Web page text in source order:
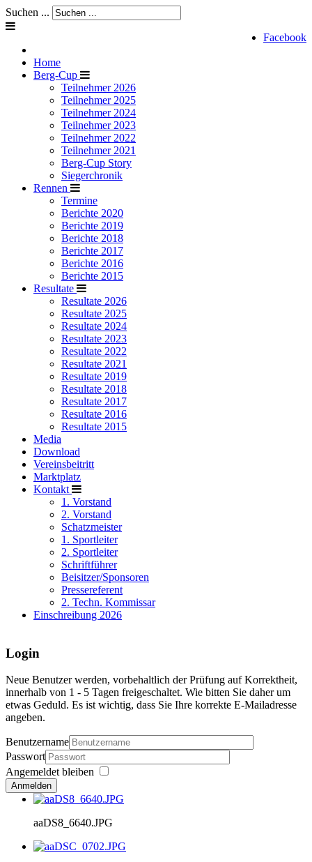
Suchen ...
Facebook
Home
Berg-Cup
Teilnehmer 2026
Teilnehmer 2025
Teilnehmer 2024
Teilnehmer 2023
Teilnehmer 2022
Teilnehmer 2021
Berg-Cup Story
Siegerchronik
Rennen
Termine
Berichte 2020
Berichte 2019
Berichte 2018
Berichte 2017
Berichte 2016
Berichte 2015
Resultate
Resultate 2026
Resultate 2025
Resultate 2024
Resultate 2023
Resultate 2022
Resultate 2021
Resultate 2019
Resultate 2018
Resultate 2017
Resultate 2016
Resultate 2015
Media
Download
Vereinsbeitritt
Marktplatz
Kontakt
1. Vorstand
2. Vorstand
Schatzmeister
1. Sportleiter
2. Sportleiter
Schriftführer
Beisitzer/Sponsoren
Pressereferent
2. Techn. Kommissar
Einschreibung 2026
Login
Neue Benutzer werden, vorbehaltlich der Prüfung auf Korrektheit,
innerhalb von 1 - 5 Tagen freigeschaltet. Wie bitten Sie daher um
etwas Geduld. Es ist wichtig, dass Sie Ihre korrekte E-Mailadresse
angeben.
Benutzername
Passwort
Angemeldet bleiben
Anmelden
aaDS8_6640.JPG